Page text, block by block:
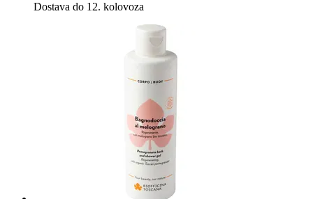
Dostava do 12. kolovoza